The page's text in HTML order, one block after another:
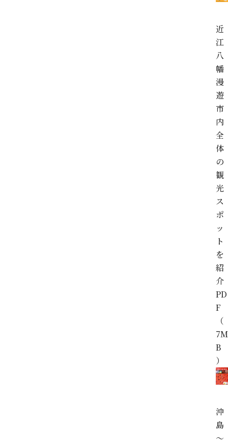
近
江
八
幡
漫
遊
市
内
全
体
の
観
光
ス
ポ
ッ
ト
を
紹
介
PD
F
（
7M
B
）
沖
島
～